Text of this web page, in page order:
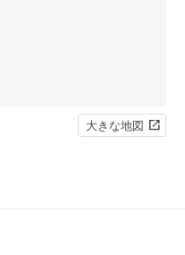
大きな地図